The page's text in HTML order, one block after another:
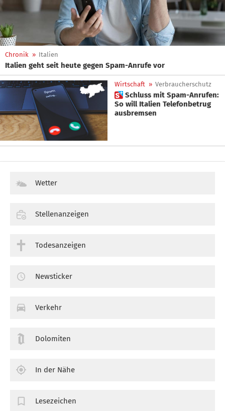
Chronik » Italien
Italien geht seit heute gegen Spam-Anrufe vor
Wirtschaft » Verbraucherschutz
 Schluss mit Spam-Anrufen:
So will Italien Telefonbetrug
ausbremsen
Wetter
Stellenanzeigen
Todesanzeigen
Newsticker
Verkehr
Dolomiten
In der Nähe
Lesezeichen